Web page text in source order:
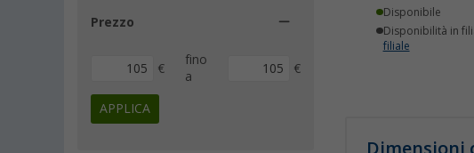
Prezzo
€
fino
a
€
APPLICA
Disponibile
Disponibilità in
filiale
Dimensioni